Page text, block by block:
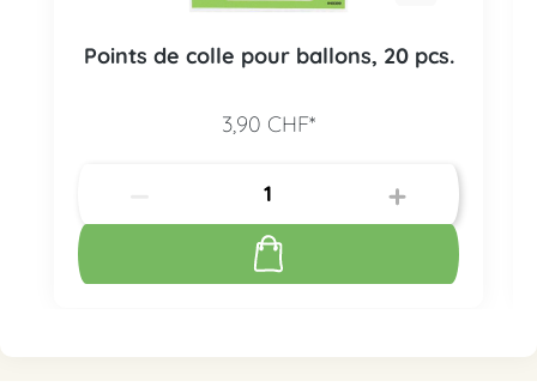
Points de colle pour ballons, 20 pcs.
3,90 CHF*